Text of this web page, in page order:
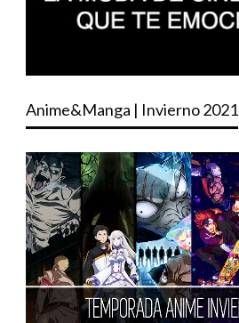
Anime&Manga | Invierno 2021